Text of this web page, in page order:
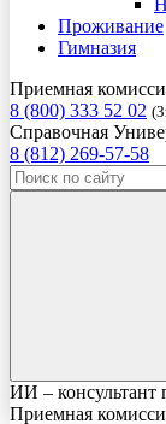
Проживание
Гимназия
Приемная
8 (800) 333 52 02
Справочная
8 (812) 269-57-58
ИИ – консультант
Приемная